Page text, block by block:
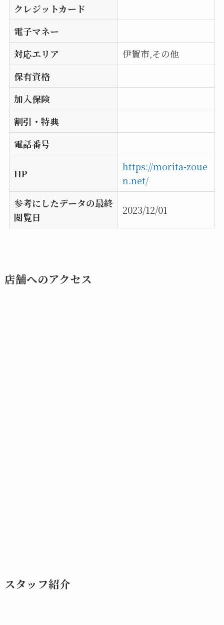
クレジットカード
電子マネー
対応エリア
伊賀市,その他
保有資格
加入保険
割引・特典
電話番号
HP
https://morita-zoue
n.net/
参考にしたデータの最終
閲覧日
2023/12/01
店舗へのアクセス
スタッフ紹介